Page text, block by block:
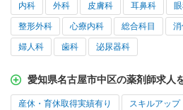
内科 外科 皮膚科 耳鼻科
整形外科 心療内科 総合科目
婦人科 歯科 泌尿器科
愛知県名古屋市中区の薬剤師求人
産休・育休取得実績有り スキルアップ